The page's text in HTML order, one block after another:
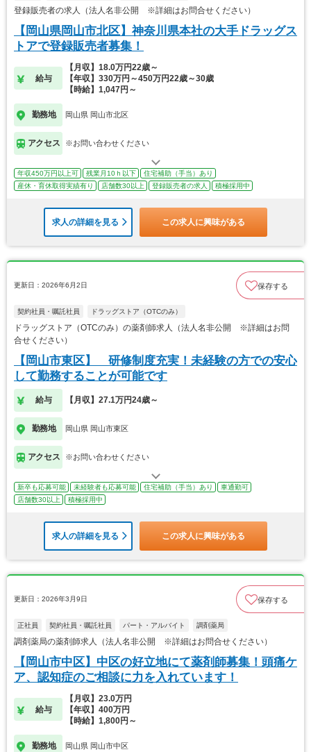
登録販売者の求人（法人名非公開 ※詳細はお問合せください）
【岡山県岡山市北区】神奈川県本社の大手ドラッグス
トアで登録販売者募集！
給与
【月収】18.0万円22歳～
【年収】330万円～450万円22歳～30歳
【時給】1,047円～
勤務地 岡山県 岡山市北区
アクセス ※お問い合わせください
年収450万円以上可 残業月10ｈ以下
住宅補助（手当）あり
産休・育休取得実績有り
店舗数30以上 登録販売者の求人 積極採用中
求人の詳細を見る この求人に興味がある
更新日：2026年6月2日 保存する
契約社員・嘱託社員 ドラッグストア（OTCのみ）
ドラッグストア（OTCのみ）の薬剤師求人（法人名非公開 ※詳細はお問
合せください）
【岡山市東区】 研修制度充実！未経験の方での安心
して勤務することが可能です
給与 【月収】27.1万円24歳～
勤務地 岡山県 岡山市東区
アクセス ※お問い合わせください
新卒も応募可能 未経験者も応募可能 住宅補助（手当）あり
車通勤可
店舗数30以上
積極採用中
求人の詳細を見る この求人に興味がある
更新日：2026年3月9日 保存する
正社員 契約社員・嘱託社員 パート・アルバイト 調剤薬局
調剤薬局の薬剤師求人（法人名非公開 ※詳細はお問合せください）
【岡山市中区】中区の好立地にて薬剤師募集！頭痛ケ
ア、認知症のご相談に力を入れています！
給与
【月収】23.0万円
【年収】400万円
【時給】1,800円～
勤務地 岡山県 岡山市中区